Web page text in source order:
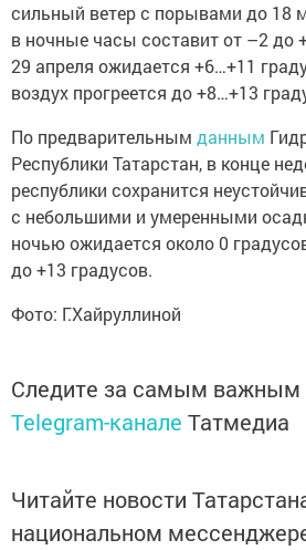
сильный ветер с порывами до 18
в ночные часы составит от –2 до
29 апреля ожидается +6…+11
воздух прогреется до +8…+13
По предварительным данным
Республики Татарстан, в конце
республики сохранится
с небольшими и умеренными
ночью ожидается около 0
до +13 градусов.
Фото: Г.Хайруллиной
Следите за самым важным
Telegram-канале Татмедиа
Читайте новости
национальном